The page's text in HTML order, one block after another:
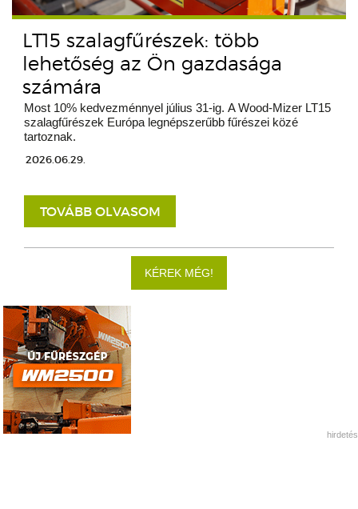
LT15 szalagfűrészek: több
lehetőség az Ön gazdasága
számára
Most 10% kedvezménnyel július 31-ig. A Wood-Mizer LT15
szalagfűrészek Európa legnépszerűbb fűrészei közé
tartoznak.
2026.06.29.
TOVÁBB OLVASOM
KÉREK MÉG!
hirdetés